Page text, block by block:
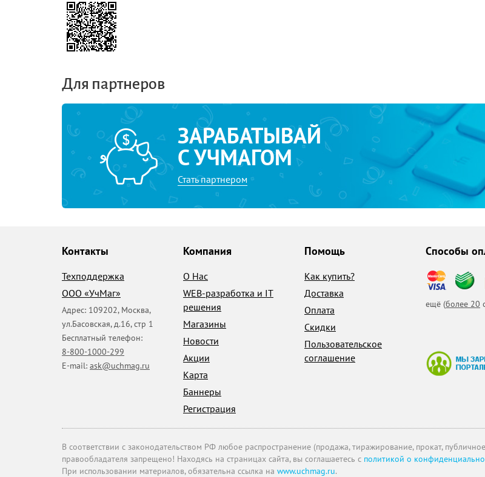
Для партнеров
ЗАРАБАТЫВАЙ
С УЧМАГОМ
Стать партнером
Контакты
Техподдержка
ООО «УчМаг»
Адрес: 109202, Москва,
ул.Басовская, д.16, стр 1
Бесплатный телефон:
8-800-1000-299
E-mail: ask@uchmag.ru
Компания
О Нас
WEB-разработка и IT
решения
Магазины
Новости
Акции
Карта
Баннеры
Регистрация
Помощь
Как купить?
Доставка
Оплата
Скидки
Пользовательское
соглашение
Способы
ещё (более 20
В соответствии с законодательством РФ любое распространение (продажа, тиражирование, прокат,
правообладателя запрещено! Находясь на страницах сайта, вы соглашаетесь с политикой о
При использовании материалов, обязательна ссылка на www.uchmag.ru.